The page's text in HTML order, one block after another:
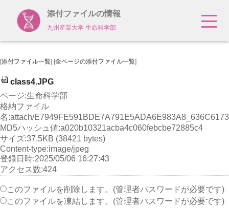
添付ファイルの情報
九州産業大学 生命科学部
[添付ファイル一覧] [全ページの添付ファイル一覧]
class4.JPG
ページ:生命科学部
格納ファイル
名:attach/
MD5ハッシュ値:a020b10321acba4c060febcbe72885c4
サイズ:37.5KB (38421 bytes)
Content-type:image/jpeg
登録日時:2025/05/06 16:27:43
アクセス数:424
このファイルを削除します。(管理者パスワードが必要です)
このファイルを凍結します。(管理者パスワードが必要です)